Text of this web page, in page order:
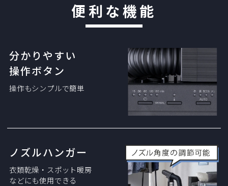
便利な機能
分かりやすい
操作ボタン
操作もシンプルで簡単
ノズルハンガー
衣類乾燥・スポット暖房
などにも使用できる